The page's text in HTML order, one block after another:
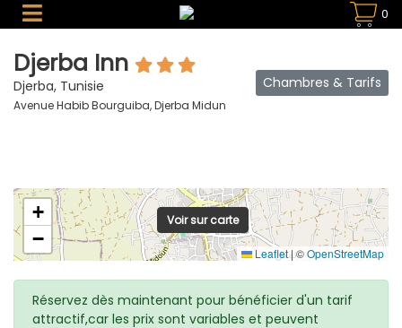
0
Djerba Inn
Djerba, Tunisie
Avenue Habib Bourguiba, Djerba Midun
Chambres & Tarifs
+
−
Leaflet|©OpenStreetMap
Voir sur carte
Réservez dès maintenant pour bénéficier d'un tarif
attractif,car les prix sont variables et peuvent